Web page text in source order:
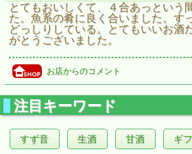
とてもおいしくて、４合あっという
た。魚系の肴に良く合いました。す
どっしりしている。とてもいいお酒
がとうございました。
お店からのコメント
注目キーワード
すず音 生酒 甘酒 ギ